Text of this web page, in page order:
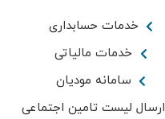
خدمات حسابداری
خدمات مالیاتی
سامانه مودیان
ارسال لیست تامین اجتماعی